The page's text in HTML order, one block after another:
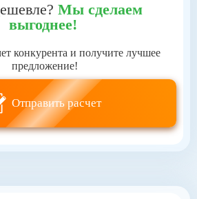
Мы сделаем
выгоднее!
конкурента и получите лучшее
предложение!
Отправить расчет